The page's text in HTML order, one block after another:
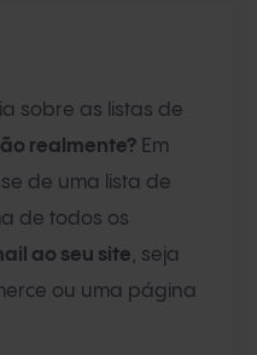
sobre as listas de
realmente? Em
de uma lista de
de todos os
ao seu site, seja
ou uma página